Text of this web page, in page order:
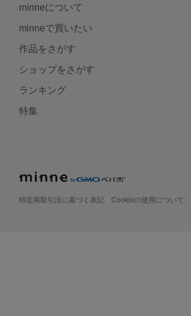
minneについて
minneで買いたい
作品をさがす
ショップをさがす
ランキング
特集
特定商取引法に基づく表記 Cookieの使用について